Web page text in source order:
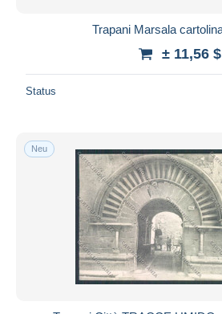
Trapani Marsala
± 11,56 $
Status
Neu